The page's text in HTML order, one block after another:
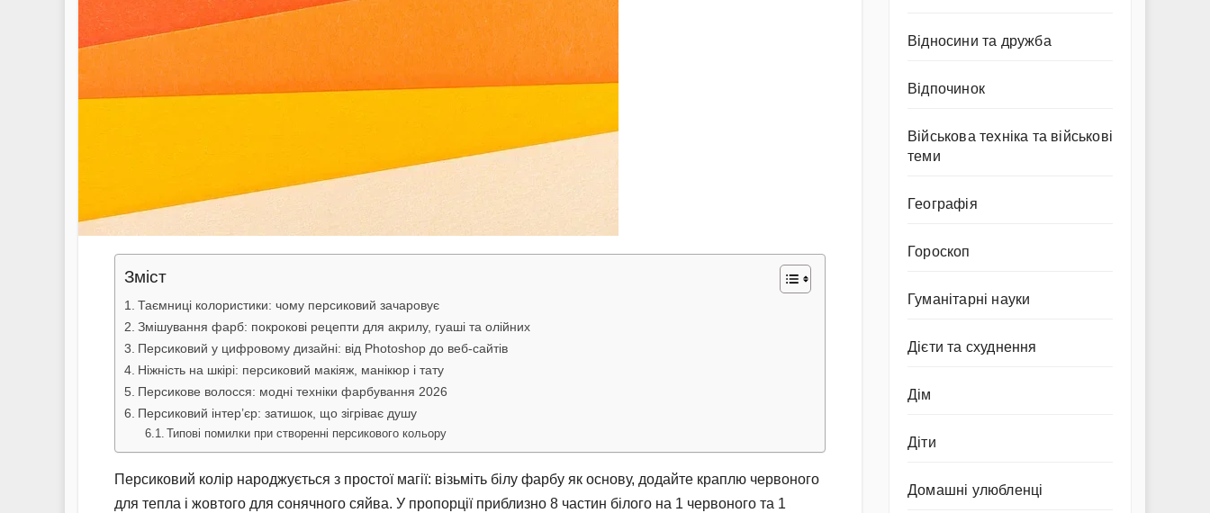
Зміст
Таємниці колористики: чому персиковий зачаровує
Змішування фарб: покрокові рецепти для акрилу, гуаші та олійних
Персиковий у цифровому дизайні: від Photoshop до веб-сайтів
Ніжність на шкірі: персиковий макіяж, манікюр і тату
Персикове волосся: модні техніки фарбування 2026
Персиковий інтер’єр: затишок, що зігріває душу
Типові помилки при створенні персикового кольору
Персиковий колір народжується з простої магії: візьміть білу фарбу як основу, додайте краплю червоного
для тепла і жовтого для сонячного сяйва. У пропорції приблизно 8 частин білого на 1 червоного та 1
Відносини та дружба
Відпочинок
Військова техніка та військові
теми
Географія
Гороскоп
Гуманітарні науки
Дієти та схуднення
Дім
Діти
Домашні улюбленці